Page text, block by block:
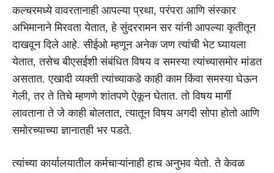
कल्चरमध्ये वावरतानाही आपल्या प्रथा, परंपरा आणि संस्कार
अभिमानाने मिरवता येतात, हे सुंदररामन सर यांनी आपल्या कृतीतून
दाखवून दिले आहे. सीईओ म्हणून अनेक जण त्यांची भेट घ्यायला
येतात, तसेच बीएसईशी संबंधित विषय व समस्या त्यांच्यासमोर मांडत
असतात. एखादी व्यक्ती त्यांच्याकडे काही काम किंवा समस्या घेऊन
गेली, तर ते तिचे म्हणणे शांतपणे ऐकून घेतात. तो विषय मार्गी
लावताना ते जे काही बोलतात, त्यातून विषय अगदी सोपा होतो आणि
समोरच्याच्या ज्ञानातही भर पडते.
त्यांच्या कार्यालयातील कर्मचाऱ्यांनाही हाच अनुभव येतो. ते केवळ